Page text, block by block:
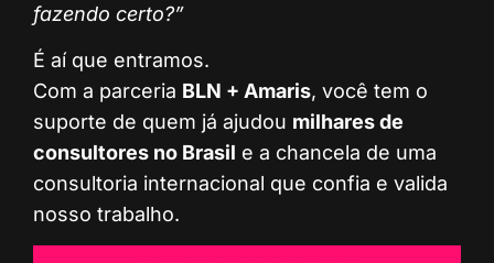
fazendo certo?”
É aí que entramos.
Com a parceria BLN + Amaris, você tem o
suporte de quem já ajudou milhares de
consultores no Brasil e a chancela de uma
consultoria internacional que confia e valida
nosso trabalho.